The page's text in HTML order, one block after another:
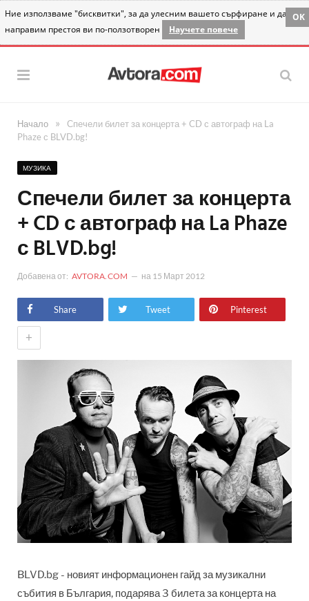
Ние използваме "бисквитки", за да улесним вашето сърфиране и да
направим престоя ви по-ползотворен
Научете повече
OK
Начало »
Спечели билет за концерта + CD с автограф на La
Phaze с BLVD.bg!
МУЗИКА
Спечели билет за концерта
+ CD с автограф на La Phaze
с BLVD.bg!
Добавена от: AVTORA.COM на 15 Март 2012
Share Tweet Pinterest
+
BLVD.bg - новият информационен гайд за музикални
събития в България, подарява 3 билета за концерта на